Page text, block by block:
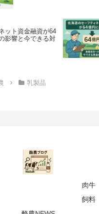
ット資金融資が64
影響と今できる対
乳製品
肉牛
飼料